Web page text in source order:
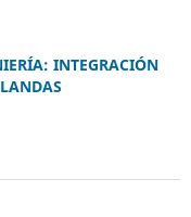
INTEGRACIÓN